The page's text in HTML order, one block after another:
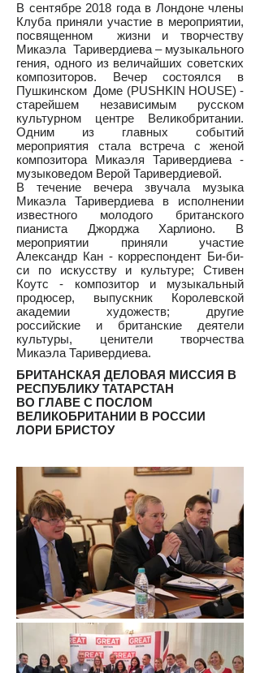
В сентябре 2018 года в Лондоне члены
Клуба приняли участие в мероприятии,
посвященном жизни и творчеству
Микаэла Таривердиева – музыкального
гения, одного из величайших советских
композиторов. Вечер состоялся в
Пушкинском Доме (PUSHKIN HOUSE) -
старейшем независимым русском
культурном центре Великобритании.
Одним из главных событий
мероприятия стала встреча с женой
композитора Микаэля Таривердиева -
музыковедом Верой Таривердиевой.
В течение вечера звучала музыка
Микаэла Таривердиева в исполнении
известного молодого британского
пианиста Джорджа Харлионо. В
мероприятии приняли участие
Александр Кан - корреспондент Би-би-
си по искусству и культуре; Стивен
Коутс - композитор и музыкальный
продюсер, выпускник Королевской
академии художеств; другие
российские и британские деятели
культуры, ценители творчества
Микаэла Таривердиева.
БРИТАНСКАЯ ДЕЛОВАЯ МИССИЯ В
РЕСПУБЛИКУ ТАТАРСТАН
ВО ГЛАВЕ С ПОСЛОМ
ВЕЛИКОБРИТАНИИ В РОССИИ
ЛОРИ БРИСТОУ